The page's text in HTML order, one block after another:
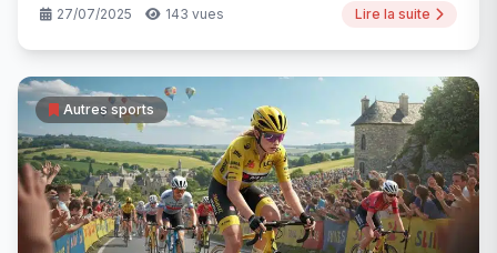
27/07/2025 143 vues Lire la suite
Autres sports